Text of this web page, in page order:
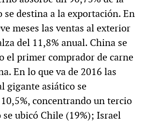
se destina a la exportación. En
meses las ventas al exterior
del 11,8% anual. China se
el primer comprador de carne
En lo que va de 2016 las
gigante asiático se
concentrando un tercio
ubicó Chile (19%); Israel